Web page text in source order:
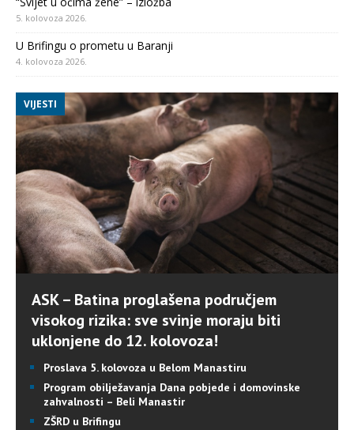
5. kolovoza 2026.
U Brifingu o prometu u Baranji
4. kolovoza 2026.
VIJESTI
ASK – Batina proglašena područjem
visokog rizika: sve svinje moraju biti
uklonjene do 12. kolovoza!
Proslava 5. kolovoza u Belom Manastiru
Program obilježavanja Dana pobjede i domovinske
zahvalnosti – Beli Manastir
ZŠRD u Brifingu